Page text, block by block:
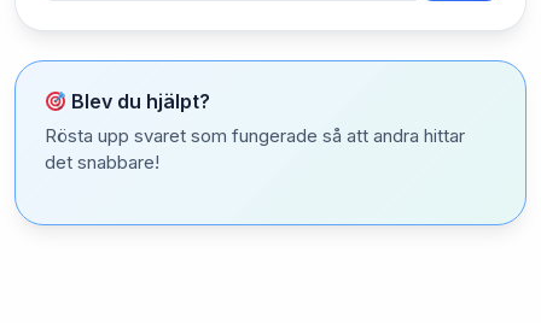
Blev du hjälpt?
Rösta upp svaret som fungerade så att andra hittar
det snabbare!